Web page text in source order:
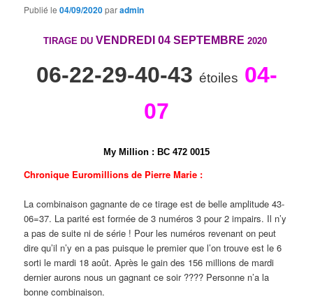
Publié le04/09/2020paradmin
TIRAGE DU VENDREDI 04 SEPTEMBRE 2020
06-22-29-40-43 étoiles 04-
07
My Million : BC 472 0015
Chronique Euromillions de Pierre Marie :
La combinaison gagnante de ce tirage est de belle amplitude 43-
06=37. La parité est formée de 3 numéros 3 pour 2 impairs. Il n’y
a pas de suite ni de série ! Pour les numéros revenant on peut
dire qu’il n’y en a pas puisque le premier que l’on trouve est le 6
sorti le mardi 18 août. Après le gain des 156 millions de mardi
dernier aurons nous un gagnant ce soir ???? Personne n’a la
bonne combinaison.